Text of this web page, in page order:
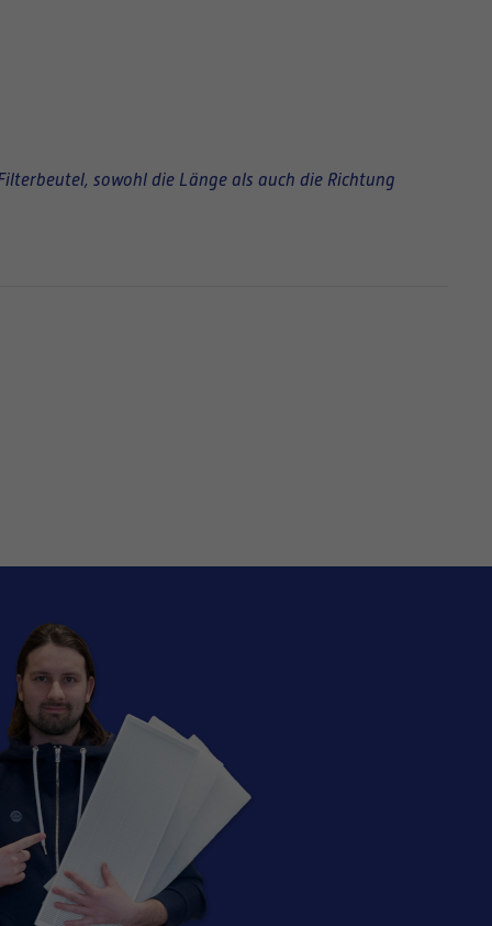
sowohl die Länge als auch die Richtung